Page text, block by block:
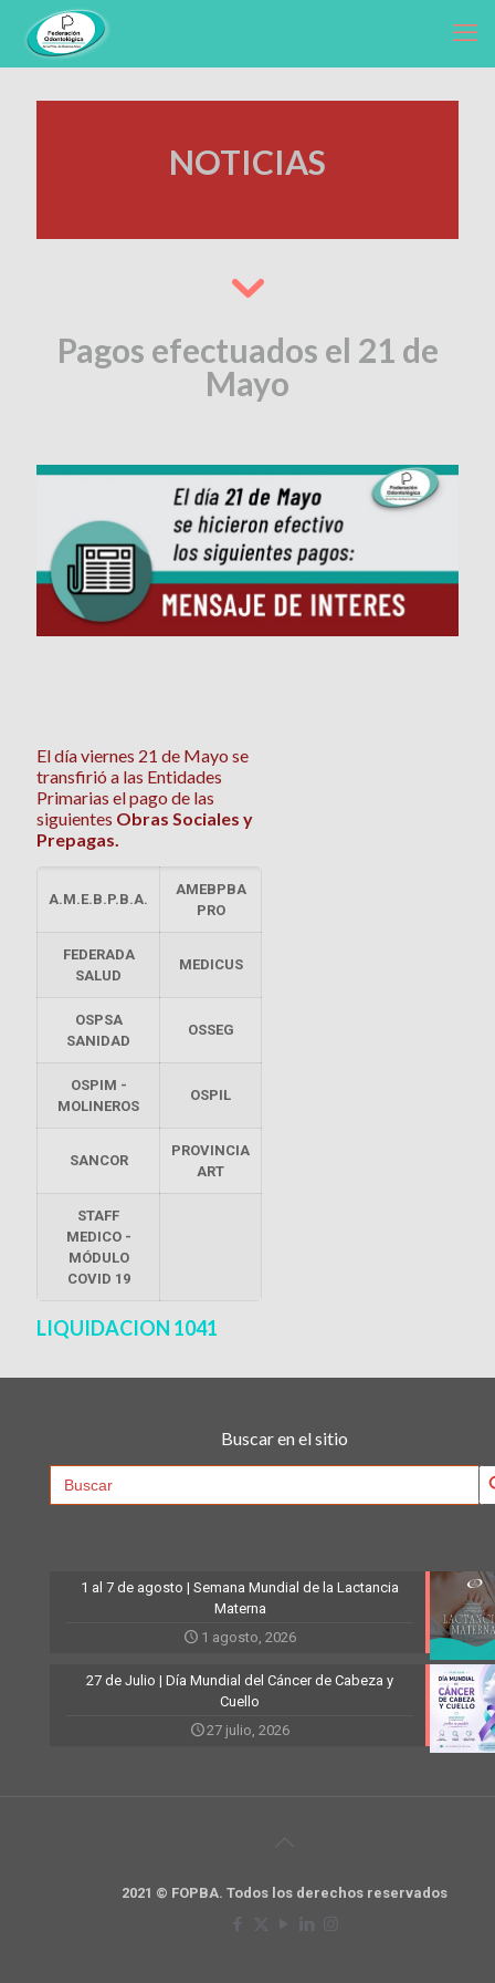
NOTICIAS
Pagos efectuados el 21 de
Mayo
El día viernes 21 de Mayo se
transfirió a las Entidades
Primarias el pago de las
siguientes Obras Sociales y
Prepagas.
A.M.E.B.P.B.A.
AMEBPBA
PRO
FEDERADA
SALUD
MEDICUS
OSPSA
SANIDAD
OSSEG
OSPIM -
MOLINEROS
OSPIL
SANCOR
PROVINCIA
ART
STAFF
MEDICO -
MÓDULO
COVID 19
LIQUIDACION 1041
Buscar en el sitio
Search
1 al 7 de agosto | Semana Mundial de la Lactancia
Materna
1 agosto, 2026
27 de Julio | Día Mundial del Cáncer de Cabeza y
Cuello
27 julio, 2026
2021 © FOPBA. Todos los derechos reservados